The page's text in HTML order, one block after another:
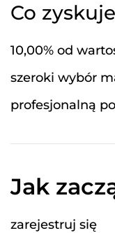
Co
10,00% od
szeroki wybór
profesjonalną
Jak
zarejestruj się